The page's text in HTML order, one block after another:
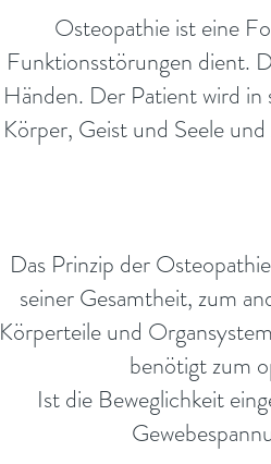
Osteopathie ist eine
Funktionsstörungen dient.
Händen. Der Patient wird
Körper, Geist und Seele
Das Prinzip der
seiner Gesamtheit, zum
Körperteile und
benötigt zum
Ist die Beweglichkeit